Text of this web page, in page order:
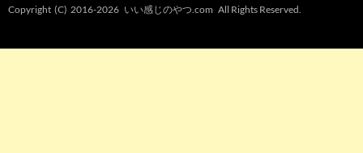
Copyright (C) 2016-2026 いい感じのやつ.com All Rights Reserved.